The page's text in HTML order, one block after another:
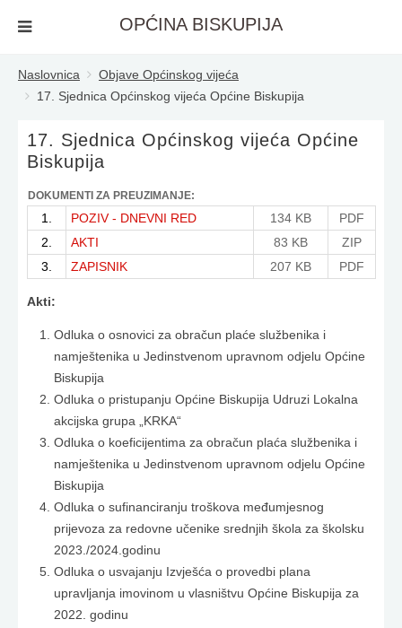
OPĆINA BISKUPIJA
Naslovnica
Objave Općinskog vijeća
17. Sjednica Općinskog vijeća Općine Biskupija
17. Sjednica Općinskog vijeća Općine
Biskupija
DOKUMENTI ZA PREUZIMANJE:
1. POZIV - DNEVNI RED 134 KB
PDF
2.
AKTI 83 KB
ZIP
3.
ZAPISNIK 207 KB PDF
Akti:
Odluka o osnovici za obračun plaće službenika i
namještenika u Jedinstvenom upravnom odjelu Općine
Biskupija
Odluka o pristupanju Općine Biskupija Udruzi Lokalna
akcijska grupa „KRKA“
Odluka o koeficijentima za obračun plaća službenika i
namještenika u Jedinstvenom upravnom odjelu Općine
Biskupija
Odluka o sufinanciranju troškova međumjesnog
prijevoza za redovne učenike srednjih škola za školsku
2023./2024.godinu
Odluka o usvajanju Izvješća o provedbi plana
upravljanja imovinom u vlasništvu Općine Biskupija za
2022. godinu